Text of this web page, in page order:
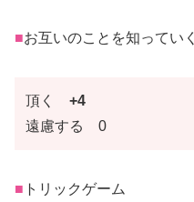
■お互いのことを知っていく
頂く +4
遠慮する 0
■ トリックゲーム